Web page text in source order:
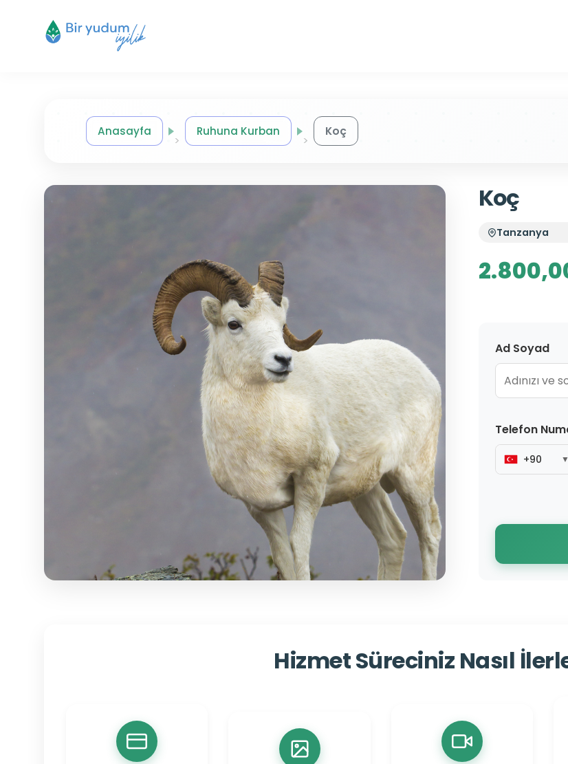
Anasayfa Ruhuna Kurban Koç
Koç
Tanzanya
Ad Soyad
Telefon
+90 ▼
Hizmet Süreciniz Nasıl